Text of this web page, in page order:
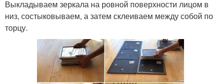
Выкладываем зеркала на ровной поверхности лицом в
низ, состыковываем, а затем склеиваем между собой по
торцу.